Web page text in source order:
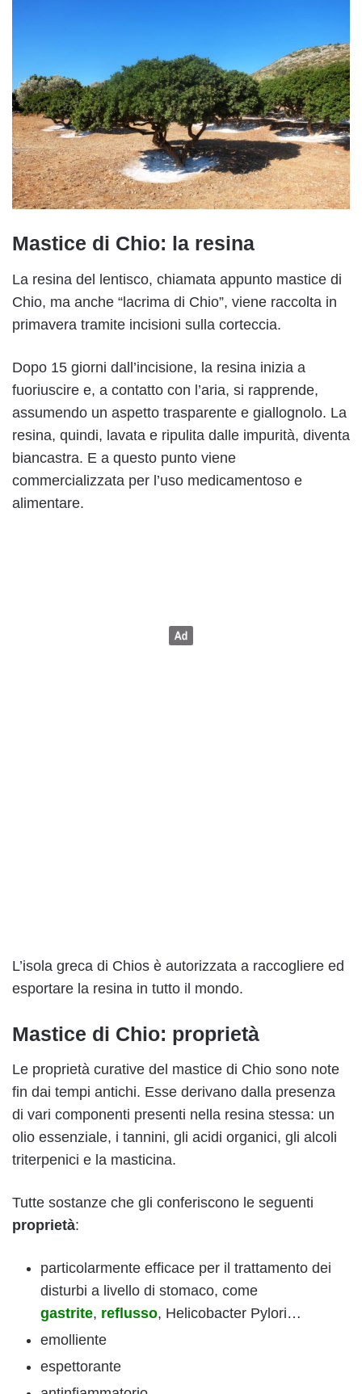
Mastice di Chio: la resina
La resina del lentisco, chiamata appunto mastice di
Chio, ma anche “lacrima di Chio”, viene raccolta in
primavera tramite incisioni sulla corteccia.
Dopo 15 giorni dall’incisione, la resina inizia a
fuoriuscire e, a contatto con l’aria, si rapprende,
assumendo un aspetto trasparente e giallognolo. La
resina, quindi, lavata e ripulita dalle impurità, diventa
biancastra. E a questo punto viene
commercializzata per l’uso medicamentoso e
alimentare.
L’isola greca di Chios è autorizzata a raccogliere ed
esportare la resina in tutto il mondo.
Mastice di Chio: proprietà
Le proprietà curative del mastice di Chio sono note
fin dai tempi antichi. Esse derivano dalla presenza
di vari componenti presenti nella resina stessa: un
olio essenziale, i tannini, gli acidi organici, gli alcoli
triterpenici e la masticina.
Tutte sostanze che gli conferiscono le seguenti
proprietà:
particolarmente efficace per il trattamento dei
disturbi a livello di stomaco, come
gastrite, reflusso, Helicobacter Pylori…
emolliente
espettorante